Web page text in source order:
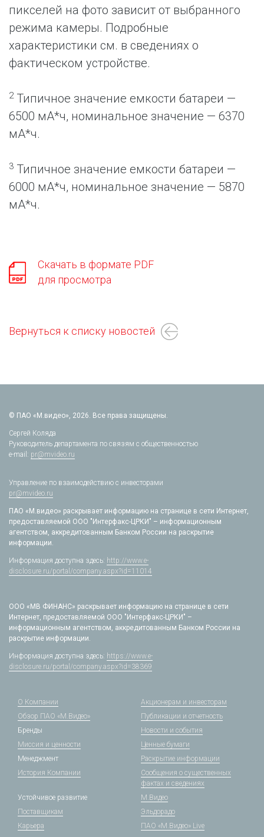
пикселей на фото зависит от выбранного
режима камеры. Подробные
характеристики см. в сведениях о
фактическом устройстве.
2Типичное значение емкости батареи —
6500 мА*ч, номинальное значение — 6370
мА*ч.
3 Типичное значение емкости батареи —
6000 мА*ч, номинальное значение — 5870
мА*ч.
Скачать в формате PDF
для просмотра
Вернуться к списку новостей
© ПАО «М.видео», 2026. Все права защищены.
Сергей Коляда
Руководитель департамента по связям с общественностью
e-mail: pr@mvideo.ru
Управление по взаимодействию с инвесторами
pr@mvideo.ru
ПАО «М.видео» раскрывает информацию на странице в сети Интернет,
предоставляемой ООО "Интерфакс-ЦРКИ" – информационным
агентством, аккредитованным Банком России на раскрытие
информации.
Информация доступна здесь: http://www.e-
disclosure.ru/portal/company.aspx?id=11014
ООО «МВ ФИНАНС» раскрывает информацию на странице в сети
Интернет, предоставляемой ООО "Интерфакс-ЦРКИ" –
информационным агентством, аккредитованным Банком России на
раскрытие информации.
Информация доступна здесь: https://www.e-
disclosure.ru/portal/company.aspx?id=38369
О Компании
Обзор ПАО «М.Видео»
Бренды
Миссия и ценности
Менеджмент
История Компании
Акционерам и инвесторам
Публикации и отчетность
Новости и события
Ценные бумаги
Раскрытие информации
Сообщения о существенных
фактах и сведениях
Устойчивое развитие
Поставщикам
Карьера
М.Видео
Эльдорадо
ПАО «М.Видео» Live